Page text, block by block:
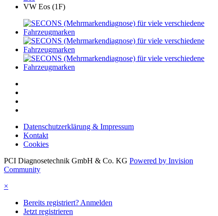
VW Eos (1F)
Datenschutzerklärung & Impressum
Kontakt
Cookies
PCI Diagnosetechnik GmbH & Co. KG Powered by Invision
Community
×
Bereits registriert? Anmelden
Jetzt registrieren